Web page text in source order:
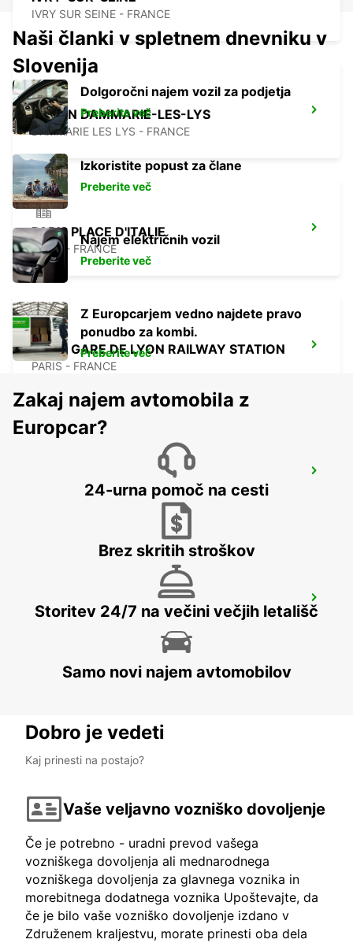
IVRY SUR SEINE - FRANCE
MELUN DAMMARIE-LES-LYS
DAMMARIE LES LYS - FRANCE
PARIS PLACE D'ITALIE
PARIS - FRANCE
PARIS GARE DE LYON RAILWAY STATION
PARIS - FRANCE
PARIS MONTPARNASSE RAILWAY
STATION
LOGNES
LOGNES - FRANCE
Naši članki v spletnem dnevniku v
Slovenija
Dolgoročni najem vozil za podjetja
Preberite več
Izkoristite popust za člane
Preberite več
Najem električnih vozil
Preberite več
Z Europcarjem vedno najdete pravo
ponudbo za kombi.
Preberite več
Zakaj najem avtomobila z
Europcar?
24-urna pomoč na cesti
Brez skritih stroškov
Storitev 24/7 na večini večjih letališč
Samo novi najem avtomobilov
Dobro je vedeti
Kaj prinesti na postajo?
Vaše veljavno vozniško dovoljenje
Če je potrebno - uradni prevod vašega
vozniškega dovoljenja ali mednarodnega
vozniškega dovoljenja za glavnega voznika in
morebitnega dodatnega voznika Upoštevajte, da
če je bilo vaše vozniško dovoljenje izdano v
Združenem kraljestvu, morate prinesti oba dela